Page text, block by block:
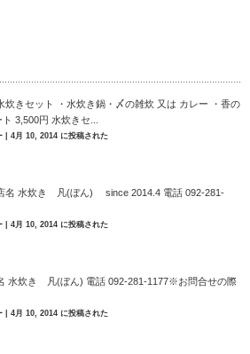
炊きセット ・水炊き鍋・〆の雑炊 又は カレー ・香の
3,500円 水炊きセ...
4月 10, 2014 に投稿された
名 水炊き 凡(ぼん) since 2014.4 電話 092-281-
4月 10, 2014 に投稿された
水炊き 凡(ぼん) 電話 092-281-1177※お問合せの際
4月 10, 2014 に投稿された